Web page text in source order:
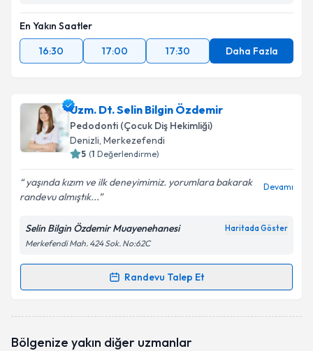
En Yakın Saatler
16:30
17:00 17:30 Daha Fazla
Uzm. Dt. Selin Bilgin Özdemir
Pedodonti (Çocuk Diş Hekimliği)
Denizli, Merkezefendi
5 (1 Değerlendirme)
yaşında kızım ve ilk deneyimimiz. yorumlara bakarak
randevu almıştık...
Devamı
Selin Bilgin Özdemir Muayenehanesi Haritada Göster
Merkefendi Mah. 424 Sok. No:62C
Randevu Talep Et
Randevu Takvimi Talebi
talebi oluşturun. Size bu uzmandan randevu almanız
Bölgenize yakın diğer uzmanlar